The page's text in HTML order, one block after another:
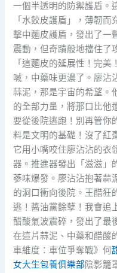
一個半透明的防禦護盾。
「水餃皮護盾」，薄韌
擊中麵皮護盾，發出了一
震動，但奇蹟般地擋住了
「這麵皮的延展性！完
喊，中藥味更濃了。廖沾
蒜泥，那是宇宙的希望。
的全部力量，將那口比他
要從後院逃跑！別再管你
料是文明的基礎！沒了紅
它用小嘴咬住廖沾沾的衣
器。推進器發出「滋滋」
蔘味爆發。廖沾沾抱著蒜
的洞口衝向後院。王醋狂
逃！醬油黨餘孽！我會追
醋酸氣波震碎，發出了最
在這片蒜泥、中藥和醋酸
車維度：車位爭奪戰》何
女大生包養俱樂部陰影籠